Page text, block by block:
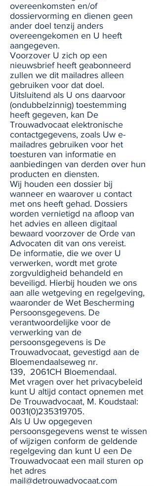
overeenkomsten en/of
dossiervorming en dienen geen
ander doel tenzij anders
overeengekomen en U heeft
aangegeven.
Voorzover U zich op een
nieuwsbrief heeft geabonneerd
zullen we dit mailadres alleen
gebruiken voor dat doel.
Uitsluitend als U ons daarvoor
(ondubbelzinnig) toestemming
heeft gegeven, kan De
Trouwadvocaat elektronische
contactgegevens, zoals Uw e-
mailadres gebruiken voor het
toesturen van informatie en
aanbiedingen van derden over hun
producten en diensten.
Wij houden een dossier bij
wanneer en waarover u contact
met ons heeft gehad. Dossiers
worden vernietigd na afloop van
het advies en alleen digitaal
bewaard voorzover de Orde van
Advocaten dit van ons vereist.
De informatie, die we over U
verwerken, wordt met grote
zorgvuldigheid behandeld en
beveiligd. Hierbij houden we ons
aan alle wetgeving en regelgeving,
waaronder de Wet Bescherming
Persoonsgegevens. De
verantwoordelijke voor de
verwerking van de
persoonsgegevens is De
Trouwadvocaat, gevestigd aan de
Bloemendaalseweg nr.
139, 2061CH Bloemendaal.
Met vragen over het privacybeleid
kunt U altijd contact opnemen met
De Trouwadvocaat, M. Koudstaal:
0031(0)235319705.
Als U Uw opgegeven
persoonsgegevens wenst te wissen
of wijzigen conform de geldende
regelgeving dan kunt U een De
Trouwadvocaat een mail sturen op
het adres
mail@detrouwadvocaat.com